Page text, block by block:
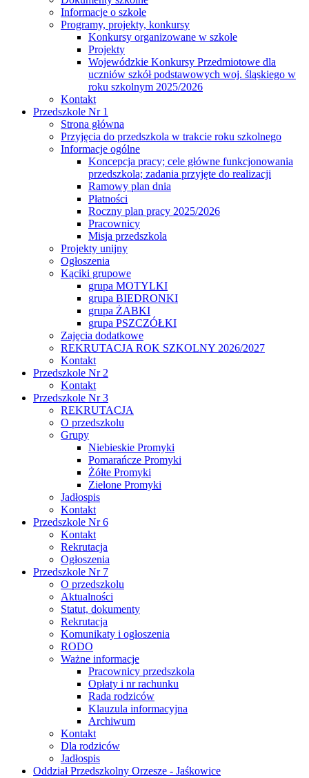
Informacje o szkole
Programy, projekty, konkursy
Konkursy organizowane w szkole
Projekty
Wojewódzkie Konkursy Przedmiotowe dla
uczniów szkół podstawowych woj. śląskiego w
roku szkolnym 2025/2026
Kontakt
Przedszkole Nr 1
Strona główna
Przyjęcia do przedszkola w trakcie roku szkolnego
Informacje ogólne
Koncepcja pracy; cele główne funkcjonowania
przedszkola; zadania przyjęte do realizacji
Ramowy plan dnia
Płatności
Roczny plan pracy 2025/2026
Pracownicy
Misja przedszkola
Projekty unijny
Ogłoszenia
Kąciki grupowe
grupa MOTYLKI
grupa BIEDRONKI
grupa ŻABKI
grupa PSZCZÓŁKI
Zajęcia dodatkowe
REKRUTACJA ROK SZKOLNY 2026/2027
Kontakt
Przedszkole Nr 2
Kontakt
Przedszkole Nr 3
REKRUTACJA
O przedszkolu
Grupy
Niebieskie Promyki
Pomarańcze Promyki
Żółte Promyki
Zielone Promyki
Jadłospis
Kontakt
Przedszkole Nr 6
Kontakt
Rekrutacja
Ogłoszenia
Przedszkole Nr 7
O przedszkolu
Aktualności
Statut, dokumenty
Rekrutacja
Komunikaty i ogłoszenia
RODO
Ważne informacje
Pracownicy przedszkola
Opłaty i nr rachunku
Rada rodziców
Klauzula informacyjna
Archiwum
Kontakt
Dla rodziców
Jadłospis
Oddział Przedszkolny Orzesze - Jaśkowice